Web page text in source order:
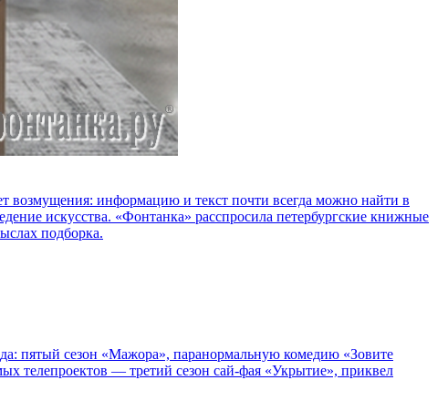
возмущения: информацию и текст почти всегда можно найти в
искусства. «Фонтанка» расспросила петербургские книжные
подборка.
пятый сезон «Мажора», паранормальную комедию «Зовите
телепроектов — третий сезон сай-фая «Укрытие», приквел